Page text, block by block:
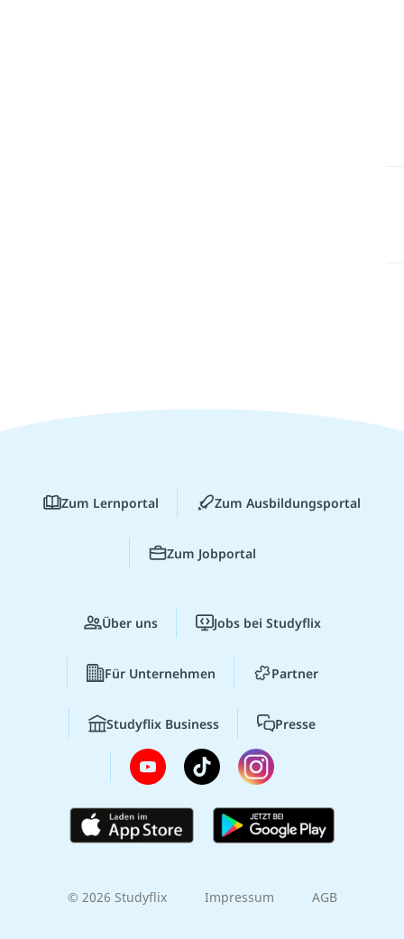
Zum Lernportal Zum Ausbildungsportal
Zum Jobportal
Über uns Jobs bei Studyflix
Für Unternehmen Partner
Studyflix Business Presse
© 2026 Studyflix Impressum AGB